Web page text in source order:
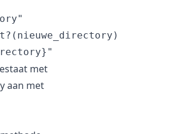
met
aan met